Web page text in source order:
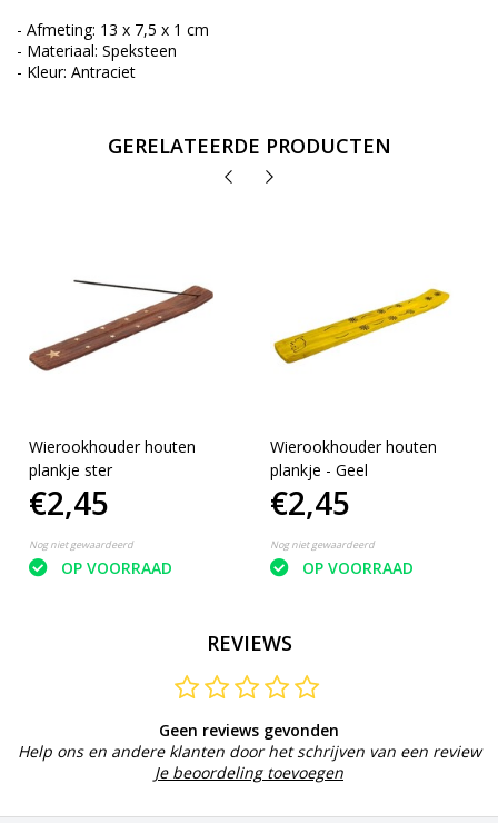
- Afmeting: 13 x 7,5 x 1 cm
- Materiaal: Speksteen
- Kleur: Antraciet
GERELATEERDE PRODUCTEN
Wierookhouder houten
plankje ster
€2,45
Nog niet gewaardeerd
OP VOORRAAD
Wierookhouder houten
plankje - Geel
€2,45
Nog niet gewaardeerd
OP VOORRAAD
REVIEWS
Geen reviews gevonden
Help ons en andere klanten door het schrijven van een review
Je beoordeling toevoegen